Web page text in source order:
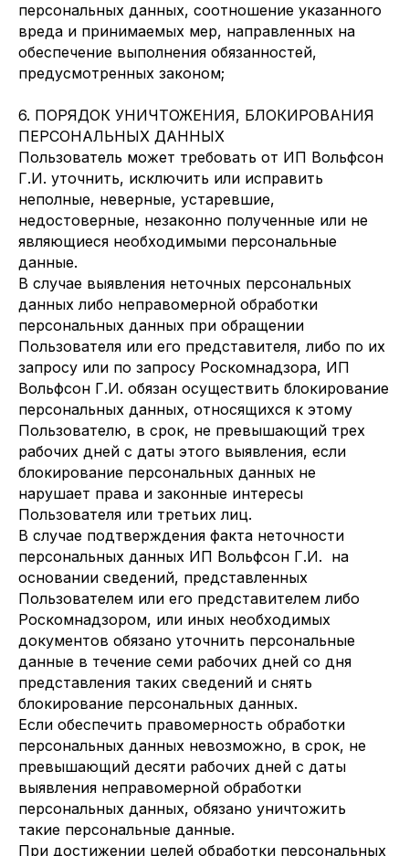
персональных данных, соотношение указанного
вреда и принимаемых мер, направленных на
обеспечение выполнения обязанностей,
предусмотренных законом;
6. ПОРЯДОК УНИЧТОЖЕНИЯ, БЛОКИРОВАНИЯ
ПЕРСОНАЛЬНЫХ ДАННЫХ
Пользователь может требовать от ИП Вольфсон
Г.И. уточнить, исключить или исправить
неполные, неверные, устаревшие,
недостоверные, незаконно полученные или не
являющиеся необходимыми персональные
данные.
В случае выявления неточных персональных
данных либо неправомерной обработки
персональных данных при обращении
Пользователя или его представителя, либо по их
запросу или по запросу Роскомнадзора, ИП
Вольфсон Г.И. обязан осуществить блокирование
персональных данных, относящихся к этому
Пользователю, в срок, не превышающий трех
рабочих дней с даты этого выявления, если
блокирование персональных данных не
нарушает права и законные интересы
Пользователя или третьих лиц.
В случае подтверждения факта неточности
персональных данных ИП Вольфсон Г.И. на
основании сведений, представленных
Пользователем или его представителем либо
Роскомнадзором, или иных необходимых
документов обязано уточнить персональные
данные в течение семи рабочих дней со дня
представления таких сведений и снять
блокирование персональных данных.
Если обеспечить правомерность обработки
персональных данных невозможно, в срок, не
превышающий десяти рабочих дней с даты
выявления неправомерной обработки
персональных данных, обязано уничтожить
такие персональные данные.
При достижении целей обработки персональных